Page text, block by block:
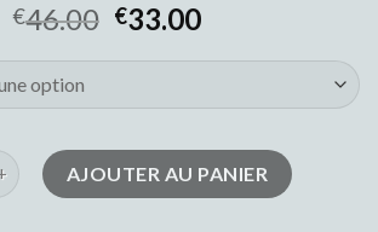
€46.00 €33.00
pantalon jean homme
AJOUTER AU PANIER